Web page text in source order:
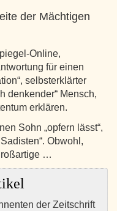
der Mächtigen
Online,
für einen
selbsterklärter
denkender“ Mensch,
erklären.
Sohn „opfern lässt“,
Obwohl,
…
der Zeitschrift